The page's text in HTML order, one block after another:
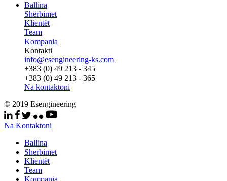
Ballina
Shërbimet
Klientët
Team
Kompania
Kontakti
info@esengineering-ks.com
+383 (0) 49 213 - 345
+383 (0) 49 213 - 365
Na kontaktoni
© 2019 Esengineering
Na Kontaktoni
Ballina
Sherbimet
Klientët
Team